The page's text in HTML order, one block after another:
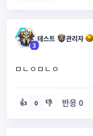
3
테스트· 관리자·
ㅁㄴㅇㅁㄴㅇ
👍 0 👎 반응 0